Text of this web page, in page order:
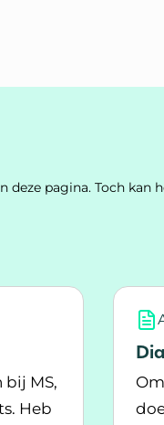
pagina. Toch kan
bij MS,
Heb